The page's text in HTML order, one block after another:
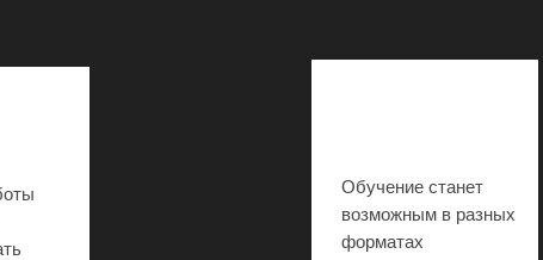
Обучение станет
возможным в разных
форматах